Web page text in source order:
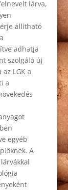
lárva,
állítható
adhatja
szolgáló új
LGK a
a
egyéb
A